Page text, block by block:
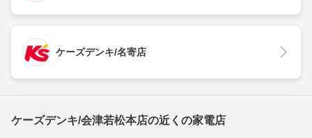
ケーズデンキ/名寄店
ケーズデンキ/会津若松本店の近くの家電店